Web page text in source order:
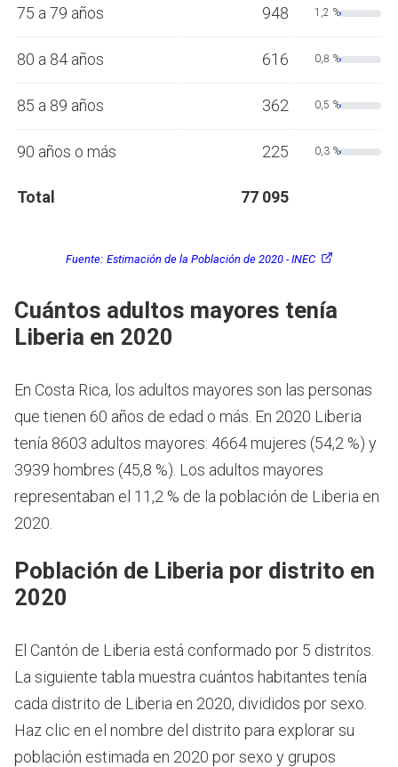
75 a 79 años 948 1,2 %
80 a 84 años 616 0,8 %
85 a 89 años 362 0,5 %
90 años o más 225 0,3 %
Total 77 095
Fuente: Estimación de la Población de 2020 - INEC
Cuántos adultos mayores tenía
Liberia en 2020
En Costa Rica, los adultos mayores son las personas
que tienen 60 años de edad o más. En 2020 Liberia
tenía 8603 adultos mayores: 4664 mujeres (54,2 %) y
3939 hombres (45,8 %). Los adultos mayores
representaban el 11,2 % de la población de Liberia en
2020.
Población de Liberia por distrito en
2020
El Cantón de Liberia está conformado por 5 distritos.
La siguiente tabla muestra cuántos habitantes tenía
cada distrito de Liberia en 2020, divididos por sexo.
Haz clic en el nombre del distrito para explorar su
población estimada en 2020 por sexo y grupos